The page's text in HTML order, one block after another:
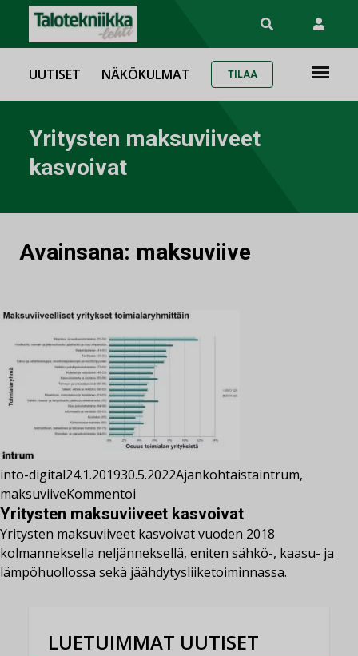
UUTISET NÄKÖKULMAT TILAA
Yritysten maksuviiveet
kasvoivat
Avainsana: maksuviive
into-digital24.1.201930.5.2022Ajankohtaistaintrum,
maksuviiveKommentoi
Yritysten maksuviiveet kasvoivat
Yritysten maksuviiveet kasvoivat vuoden 2018
kolmanneksella neljänneksellä, eniten sähkö-, kaasu- ja
lämpöhuollossa sekä jäähdytysliiketoiminnassa.
LUETUIMMAT UUTISET